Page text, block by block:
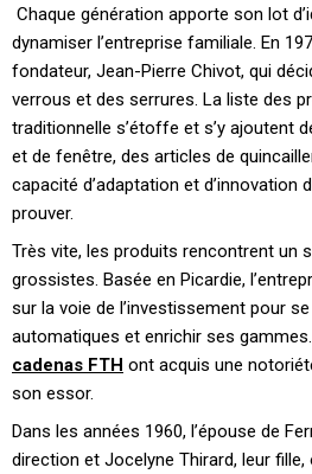
Chaque génération apporte son lot
dynamiser l’entreprise familiale. En
fondateur, Jean-Pierre Chivot, qui
verrous et des serrures. La liste des
traditionnelle s’étoffe et s’y ajoutent
et de fenêtre, des articles de
capacité d’adaptation et d’innovation
prouver.
Très vite, les produits rencontrent un
grossistes. Basée en Picardie,
sur la voie de l’investissement pour
automatiques et enrichir ses
cadenas FTH ont acquis une
son essor.
Dans les années 1960, l’épouse de
direction et Jocelyne Thirard, leur fille,